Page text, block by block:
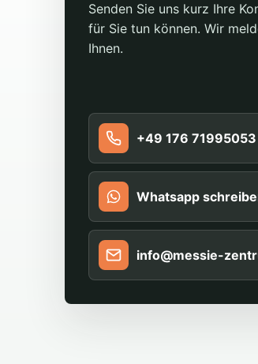
Senden Sie uns kurz Ihre
für Sie tun können. Wir
Ihnen.
+49 176 71995053
Whatsapp
info@messie-